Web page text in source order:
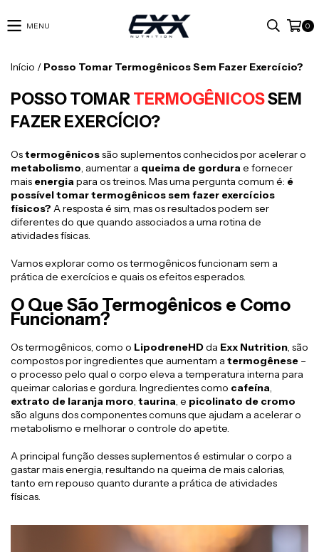
MENU 0
Início / Posso Tomar Termogênicos Sem Fazer Exercício?
POSSO TOMARTERMOGÊNICOSSEM
FAZER EXERCÍCIO?
Ostermogênicossão suplementos conhecidos por acelerar o
metabolismo, aumentar a queima de gordurae fornecer
mais energiapara os treinos. Mas uma pergunta comum é: é
possível tomar termogênicos sem fazer exercícios
físicos? A resposta é sim, mas os resultados podem ser
diferentes do que quando associados a uma rotina de
atividades físicas.
Vamos explorar como os termogênicos funcionam sem a
prática de exercícios e quais os efeitos esperados.
O Que São Termogênicos e Como
Funcionam?
Os termogênicos, como o LipodreneHDda Exx Nutrition, são
compostos por ingredientes que aumentam a termogênese –
o processo pelo qual o corpo eleva a temperatura interna para
queimar calorias e gordura. Ingredientes como cafeína,
extrato de laranja moro, taurina, e picolinato de cromo
são alguns dos componentes comuns que ajudam a acelerar o
metabolismo e melhorar o controle do apetite.
A principal função desses suplementos é estimular o corpo a
gastar mais energia, resultando na queima de mais calorias,
tanto em repouso quanto durante a prática de atividades
físicas.